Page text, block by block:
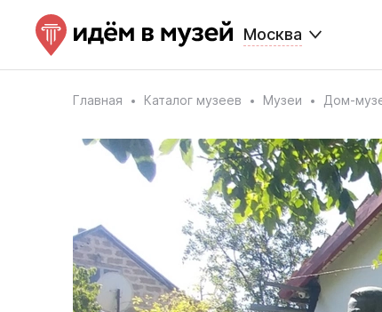
Москва
Главная Каталог музеев Музеи Дом-